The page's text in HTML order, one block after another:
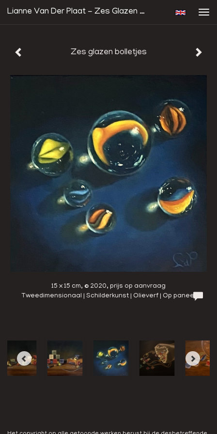
Lianne Van Der Plaat - Zes Glazen Bolletjes
Zes glazen bolletjes
15 x 15 cm, © 2020, prijs op aanvraag
Tweedimensionaal | Schilderkunst | Olieverf | Op paneel